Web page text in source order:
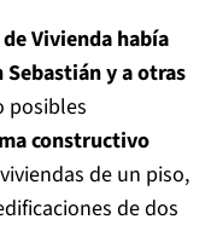
Vivienda había
y a otras
posibles
constructivo
de un piso,
de dos